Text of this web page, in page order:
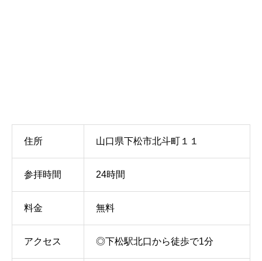
住所 山口県下松市北斗町１１
参拝時間 24時間
料金 無料
アクセス ◎下松駅北口から徒歩で1分